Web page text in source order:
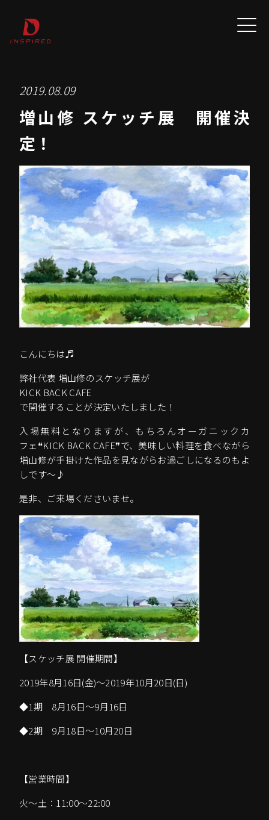
2019.08.09
増山修 スケッチ展 開催決
定！
こんにちは♬
弊社代表 増山修のスケッチ展が
KICK BACK CAFE
で開催することが決定いたしました！
入場無料となりますが、もちろんオーガニックカ
フェ❝KICK BACK CAFE❞で、美味しい料理を食べながら
増山修が手掛けた作品を見ながらお過ごしになるのもよ
しです～♪
是非、ご来場くださいませ。
【スケッチ展 開催期間】
2019年8月16日(金)～2019年10月20日(日)
◆1期 8月16日～9月16日
◆2期 9月18日～10月20日
【営業時間】
火～土：11:00～22:00